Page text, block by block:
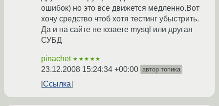
ошибок) но это все движется медленно.Вот
хочу средство чтоб хотя тестинг убыстрить.
Да и на сайте не юзаете mysql или другая
СУБД
pinachet ★★★★★
23.12.2008 15:24:34 +00:00 автор топика
Ссылка